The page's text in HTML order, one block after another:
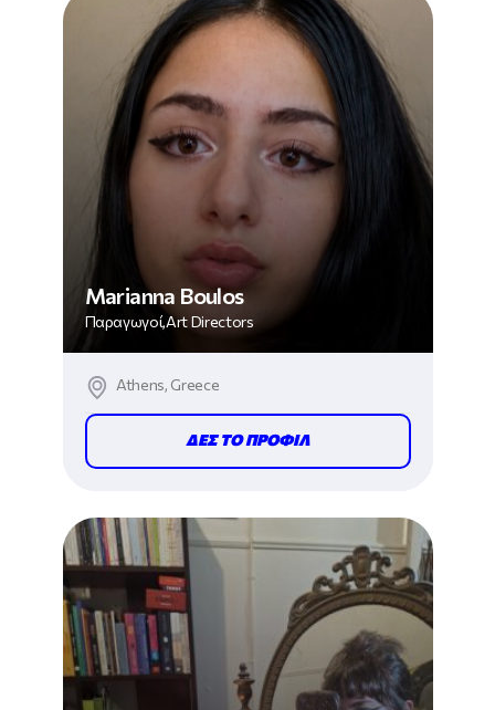
Marianna Boulos
Παραγωγοί,Art Directors
Athens, Greece
ΔΕΣ ΤΟ ΠΡΟΦΙΛ